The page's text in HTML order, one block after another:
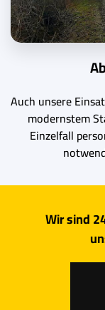
Auch unsere
modernstem
Einzelfall
Wir sind